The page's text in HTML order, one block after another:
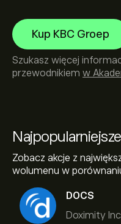
Najpopularniejsze
Zobacz akcje z
wolumenu w
DOCS
Doximity
Kup KBC Groep
Szukasz więcej
przewodnikiem w